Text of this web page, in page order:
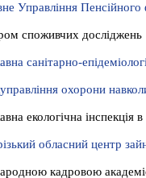
Управління Пенсійного
споживчих досліджень
санітарно-
охорони
екологічна інспекція в
обласний центр
кадровою